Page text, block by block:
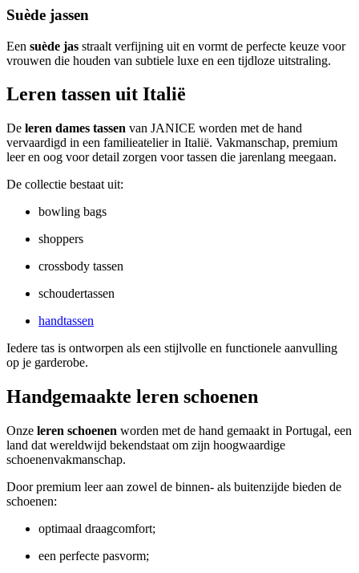
Suède jassen
Een suède jas straalt verfijning uit en vormt de perfecte keuze voor
vrouwen die houden van subtiele luxe en een tijdloze uitstraling.
Leren tassen uit Italië
De leren dames tassen van JANICE worden met de hand
vervaardigd in een familieatelier in Italië. Vakmanschap, premium
leer en oog voor detail zorgen voor tassen die jarenlang meegaan.
De collectie bestaat uit:
bowling bags
shoppers
crossbody tassen
schoudertassen
handtassen
Iedere tas is ontworpen als een stijlvolle en functionele aanvulling
op je garderobe.
Handgemaakte leren schoenen
Onze leren schoenen worden met de hand gemaakt in Portugal, een
land dat wereldwijd bekendstaat om zijn hoogwaardige
schoenenvakmanschap.
Door premium leer aan zowel de binnen- als buitenzijde bieden de
schoenen:
optimaal draagcomfort;
een perfecte pasvorm;